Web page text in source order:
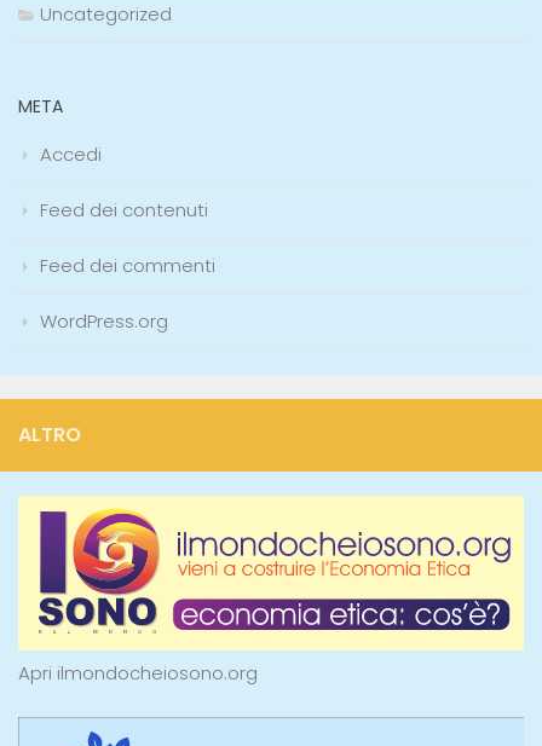
Uncategorized
META
Accedi
Feed dei contenuti
Feed dei commenti
WordPress.org
ALTRO
Apri ilmondocheiosono.org